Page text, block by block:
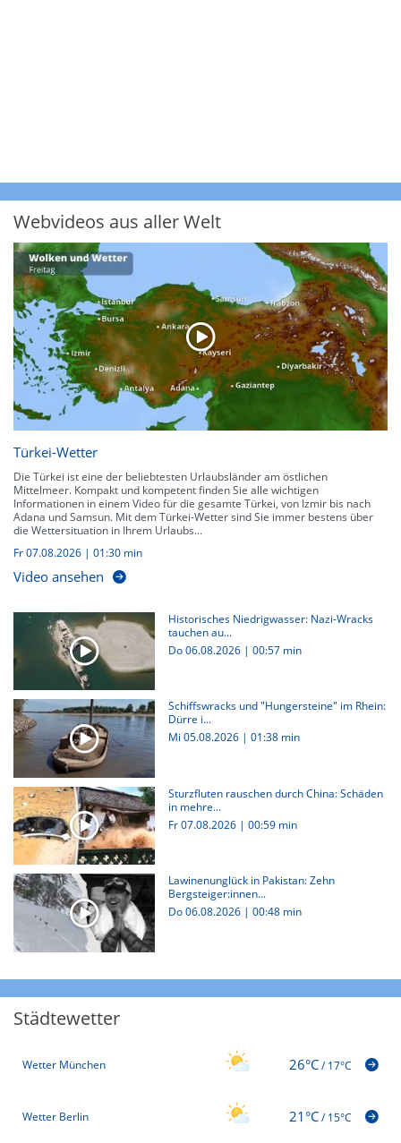
Webvideos aus aller Welt
Türkei-Wetter
Die Türkei ist eine der beliebtesten Urlaubsländer am östlichen
Mittelmeer. Kompakt und kompetent finden Sie alle wichtigen
Informationen in einem Video für die gesamte Türkei, von Izmir bis nach
Adana und Samsun. Mit dem Türkei-Wetter sind Sie immer bestens über
die Wettersituation in Ihrem Urlaubs...
Fr 07.08.2026 | 01:30 min
Video ansehen
Historisches Niedrigwasser: Nazi-Wracks
tauchen au...
Do 06.08.2026 |00:57 min
Schiffswracks und "Hungersteine" im Rhein:
Dürre i...
Mi 05.08.2026 |01:38 min
Sturzfluten rauschen durch China: Schäden
in mehre...
Fr 07.08.2026 |00:59 min
Lawinenunglück in Pakistan: Zehn
Bergsteiger:innen...
Do 06.08.2026 |00:48 min
Städtewetter
Wetter München 26°C/17°C
Wetter Berlin 21°C/15°C